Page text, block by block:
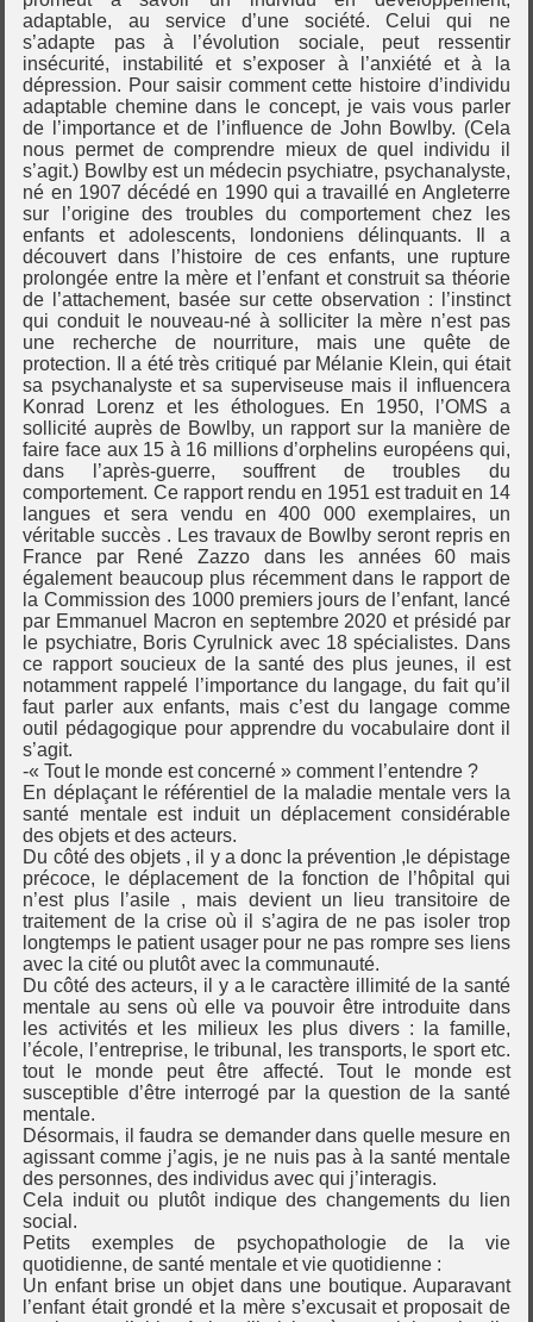
adaptable, au service d’une société. Celui qui ne
s’adapte pas à l’évolution sociale, peut ressentir
insécurité, instabilité et s’exposer à l’anxiété et à la
dépression. Pour saisir comment cette histoire d’individu
adaptable chemine dans le concept, je vais vous parler
de l’importance et de l’influence de John Bowlby. (Cela
nous permet de comprendre mieux de quel individu il
s’agit.) Bowlby est un médecin psychiatre, psychanalyste,
né en 1907 décédé en 1990 qui a travaillé en Angleterre
sur l’origine des troubles du comportement chez les
enfants et adolescents, londoniens délinquants. Il a
découvert dans l’histoire de ces enfants, une rupture
prolongée entre la mère et l’enfant et construit sa théorie
de l’attachement, basée sur cette observation : l’instinct
qui conduit le nouveau-né à solliciter la mère n’est pas
une recherche de nourriture, mais une quête de
protection. Il a été très critiqué par Mélanie Klein, qui était
sa psychanalyste et sa superviseuse mais il influencera
Konrad Lorenz et les éthologues. En 1950, l’OMS a
sollicité auprès de Bowlby, un rapport sur la manière de
faire face aux 15 à 16 millions d’orphelins européens qui,
dans l’après-guerre, souffrent de troubles du
comportement. Ce rapport rendu en 1951 est traduit en 14
langues et sera vendu en 400 000 exemplaires, un
véritable succès . Les travaux de Bowlby seront repris en
France par René Zazzo dans les années 60 mais
également beaucoup plus récemment dans le rapport de
la Commission des 1000 premiers jours de l’enfant, lancé
par Emmanuel Macron en septembre 2020 et présidé par
le psychiatre, Boris Cyrulnick avec 18 spécialistes. Dans
ce rapport soucieux de la santé des plus jeunes, il est
notamment rappelé l’importance du langage, du fait qu’il
faut parler aux enfants, mais c’est du langage comme
outil pédagogique pour apprendre du vocabulaire dont il
s’agit.
-« Tout le monde est concerné » comment l’entendre ?
En déplaçant le référentiel de la maladie mentale vers la
santé mentale est induit un déplacement considérable
des objets et des acteurs.
Du côté des objets , il y a donc la prévention ,le dépistage
précoce, le déplacement de la fonction de l’hôpital qui
n’est plus l’asile , mais devient un lieu transitoire de
traitement de la crise où il s’agira de ne pas isoler trop
longtemps le patient usager pour ne pas rompre ses liens
avec la cité ou plutôt avec la communauté.
Du côté des acteurs, il y a le caractère illimité de la santé
mentale au sens où elle va pouvoir être introduite dans
les activités et les milieux les plus divers : la famille,
l’école, l’entreprise, le tribunal, les transports, le sport etc.
tout le monde peut être affecté. Tout le monde est
susceptible d’être interrogé par la question de la santé
mentale.
Désormais, il faudra se demander dans quelle mesure en
agissant comme j’agis, je ne nuis pas à la santé mentale
des personnes, des individus avec qui j’interagis.
Cela induit ou plutôt indique des changements du lien
social.
Petits exemples de psychopathologie de la vie
quotidienne, de santé mentale et vie quotidienne :
Un enfant brise un objet dans une boutique. Auparavant
l’enfant était grondé et la mère s’excusait et proposait de